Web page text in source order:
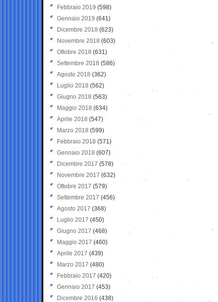
Febbraio 2019 (598)
Gennaio 2019 (641)
Dicembre 2018 (623)
Novembre 2018 (603)
Ottobre 2018 (631)
Settembre 2018 (586)
Agosto 2018 (362)
Luglio 2018 (562)
Giugno 2018 (563)
Maggio 2018 (634)
Aprile 2018 (547)
Marzo 2018 (599)
Febbraio 2018 (571)
Gennaio 2018 (607)
Dicembre 2017 (578)
Novembre 2017 (632)
Ottobre 2017 (579)
Settembre 2017 (456)
Agosto 2017 (368)
Luglio 2017 (450)
Giugno 2017 (468)
Maggio 2017 (460)
Aprile 2017 (439)
Marzo 2017 (480)
Febbraio 2017 (420)
Gennaio 2017 (453)
Dicembre 2016 (438)